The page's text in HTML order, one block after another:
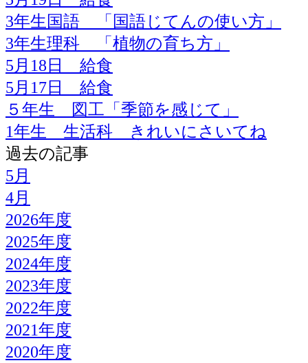
3年生国語 「国語じてんの使い方」
3年生理科 「植物の育ち方」
5月18日 給食
5月17日 給食
５年生 図工「季節を感じて」
1年生 生活科 きれいにさいてね
過去の記事
5月
4月
2026年度
2025年度
2024年度
2023年度
2022年度
2021年度
2020年度